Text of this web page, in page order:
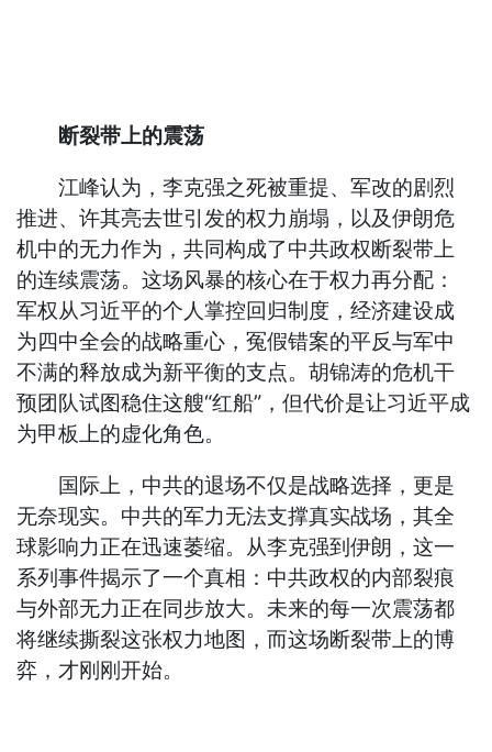
断裂带上的震荡
江峰认为，李克强之死被重提、军改的剧烈
推进、许其亮去世引发的权力崩塌，以及伊朗危
机中的无力作为，共同构成了中共政权断裂带上
的连续震荡。这场风暴的核心在于权力再分配：
军权从习近平的个人掌控回归制度，经济建设成
为四中全会的战略重心，冤假错案的平反与军中
不满的释放成为新平衡的支点。胡锦涛的危机干
预团队试图稳住这艘“红船”，但代价是让习近平成
为甲板上的虚化角色。
国际上，中共的退场不仅是战略选择，更是
无奈现实。中共的军力无法支撑真实战场，其全
球影响力正在迅速萎缩。从李克强到伊朗，这一
系列事件揭示了一个真相：中共政权的内部裂痕
与外部无力正在同步放大。未来的每一次震荡都
将继续撕裂这张权力地图，而这场断裂带上的博
弈，才刚刚开始。